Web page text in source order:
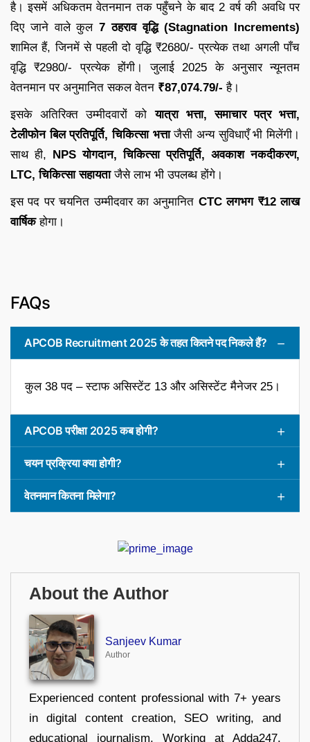
है। इसमें अधिकतम वेतनमान तक पहुँचने के बाद 2 वर्ष की अवधि पर
दिए जाने वाले कुल 7 ठहराव वृद्धि (Stagnation Increments)
शामिल हैं, जिनमें से पहली दो वृद्धि ₹2680/- प्रत्येक तथा अगली पाँच
वृद्धि ₹2980/- प्रत्येक होंगी। जुलाई 2025 के अनुसार न्यूनतम
वेतनमान पर अनुमानित सकल वेतन ₹87,074.79/- है।
इसके अतिरिक्त उम्मीदवारों कोयात्रा भत्ता, समाचार पत्र भत्ता,
टेलीफोन बिल प्रतिपूर्ति, चिकित्सा भत्ताजैसी अन्य सुविधाएँ भी मिलेंगी।
साथ ही,
NPS योगदान, चिकित्सा प्रतिपूर्ति, अवकाश नकदीकरण,
LTC, चिकित्सा सहायताजैसे लाभ भी उपलब्ध होंगे।
इस पद पर चयनित उम्मीदवार का अनुमानित CTC लगभग ₹12 लाख
वार्षिकहोगा।
FAQs
APCOB Recruitment 2025 के तहत कितने पद निकले हैं?
कुल 38 पद – स्टाफ असिस्टेंट 13 और असिस्टेंट मैनेजर 25।
APCOB परीक्षा 2025 कब होगी?
चयन प्रक्रिया क्या होगी?
वेतनमान कितना मिलेगा?
About the Author
Sanjeev Kumar
Author
Experienced content professional with 7+ years
in digital content creation, SEO writing, and
educational journalism. Working at Adda247,